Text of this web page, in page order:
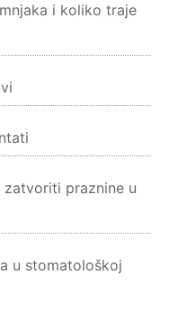
i koliko traje
praznine u
u stomatološkoj